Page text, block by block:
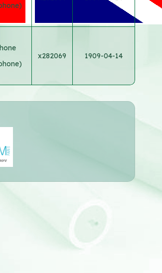
x282069 1909-04-14